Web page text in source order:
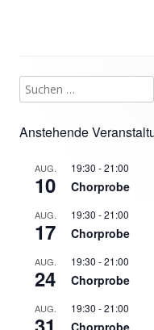
Haupt-
Seitenleiste
Suchen
nach:
Anstehende
AUG.
10
19:30 -21:00
Chorprobe
AUG.
17
19:30 -21:00
Chorprobe
AUG.
24
19:30 -21:00
Chorprobe
AUG. 19:30 -21:00